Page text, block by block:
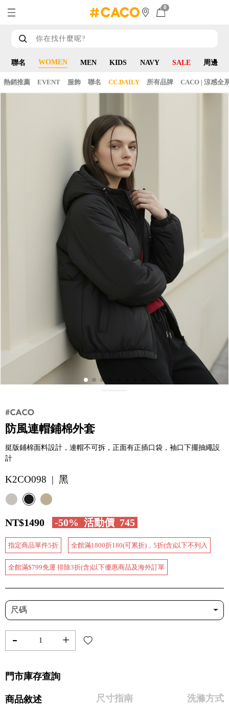
0
聯名 WOMEN MEN KIDS NAVY SALE 周邊
熱銷推薦 EVENT 服飾 聯名 CC.DAILY 所有品牌 CACO | 涼感全
防風連帽鋪棉外套
挺版鋪棉面料設計，連帽不可拆，正面有正插口袋，袖口下擺抽繩設
計
K2CO098 | 黑
NT$1490 -50% 活動價 745
指定商品單件5折 全館滿1800折180(可累折)，5折(含)以下不列入
全館滿$799免運 排除3折(含)以下優惠商品及海外訂單
尺碼
- +
門市庫存查詢
商品敘述 尺寸指南 洗滌方式